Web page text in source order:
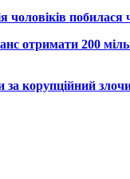
чоловіків побилася
отримати 200
за корупційний